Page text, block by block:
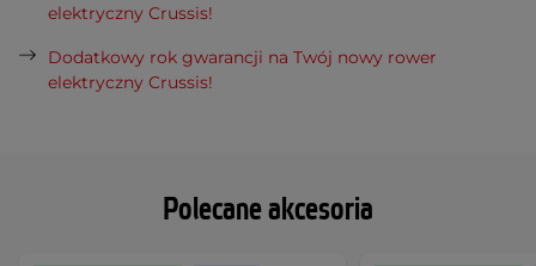
Polecane akcesoria
elektryczny Crussis!
Dodatkowy rok gwarancji na Twój nowy rower
elektryczny Crussis!